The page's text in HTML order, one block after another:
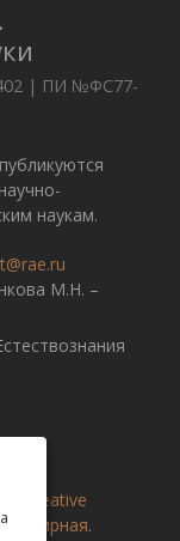
| ПИ №ФС77-
наукам.
М.Н. –
Creative
.